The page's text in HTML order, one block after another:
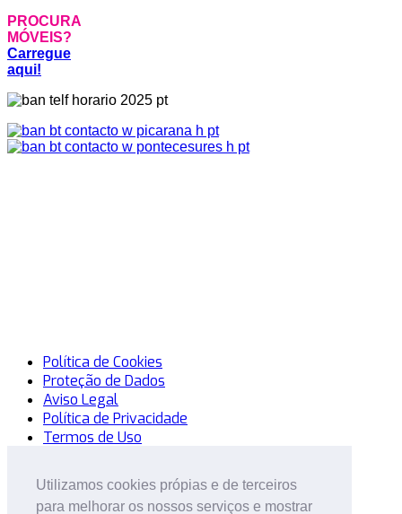
Utilizamos cookies própias e de terceiros
para melhorar os nossos serviços e mostrar
Utilizamos cookies própias e de terceiros
para melhorar os nossos serviços e mostrar
PROCURA
MÓVEIS?
Carregue
aqui!
Política de Cookies
Proteção de Dados
Aviso Legal
Política de Privacidade
Termos de Uso
Reservados.Desarrollo: MatrizActiva